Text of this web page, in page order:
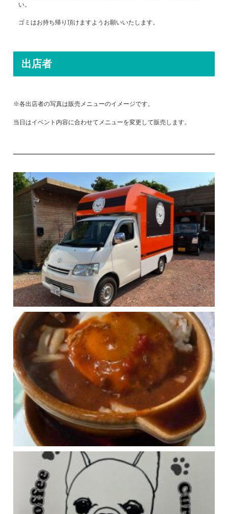
い。
ゴミはお持ち帰り頂けますようお願いいたします。
出店者
※各出店者の写真は販売メニューのイメージです。
当日はイベント内容に合わせてメニューを変更して販売します。